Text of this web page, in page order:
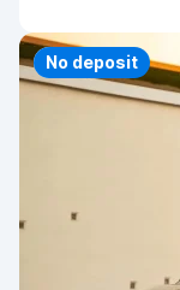
Priority
No deposit